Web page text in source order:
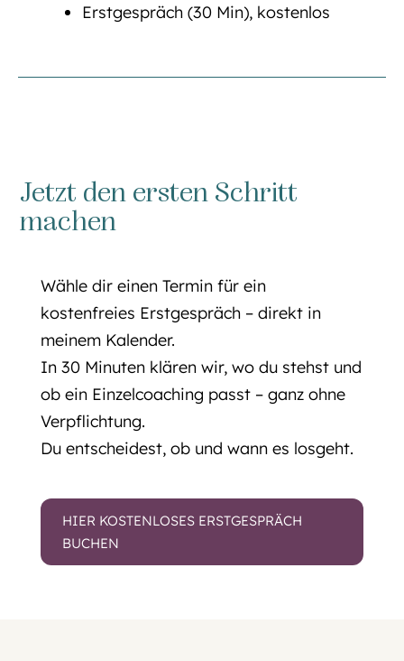
Erstgespräch (30 Min), kostenlos
Jetzt den ersten Schritt
machen
Wähle dir einen Termin für ein
kostenfreies Erstgespräch – direkt in
meinem Kalender.
In 30 Minuten klären wir, wo du stehst und
ob ein Einzelcoaching passt – ganz ohne
Verpflichtung.
Du entscheidest, ob und wann es losgeht.
HIER KOSTENLOSES ERSTGESPRÄCH
BUCHEN